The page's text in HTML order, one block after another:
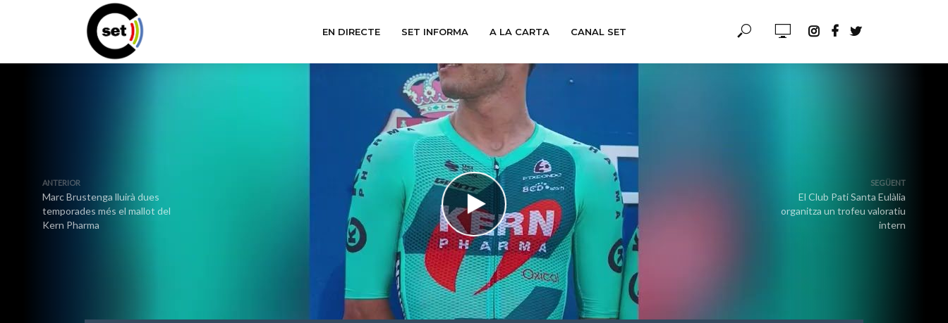
EN DIRECTE SET INFORMA A LA CARTA CANAL SET
ANTERIOR
Marc Brustenga lluirà dues
temporades més el mallot del
Kern Pharma
SEGÜENT
El Club Pati Santa Eulàlia
organitza un trofeu valoratiu
intern